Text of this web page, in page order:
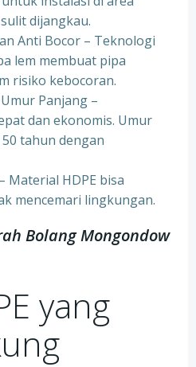
dijangkau.
Anti Bocor – Teknologi
lem membuat pipa
risiko kebocoran.
Panjang –
dan ekonomis. Umur
tahun dengan
Material HDPE bisa
mencemari lingkungan.
Bolang Mongondow
yang